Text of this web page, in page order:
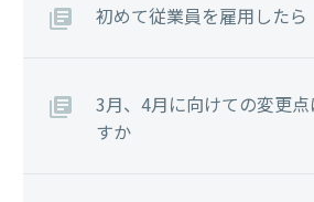
初めて従業員を雇用したら
3月、4月に向けての変更
すか